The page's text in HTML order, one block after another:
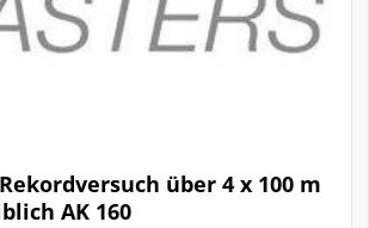
über 4 x 100 m
AK 160